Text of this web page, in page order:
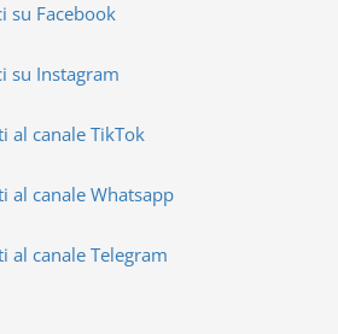
su Facebook
su Instagram
al canale TikTok
al canale Whatsapp
al canale Telegram